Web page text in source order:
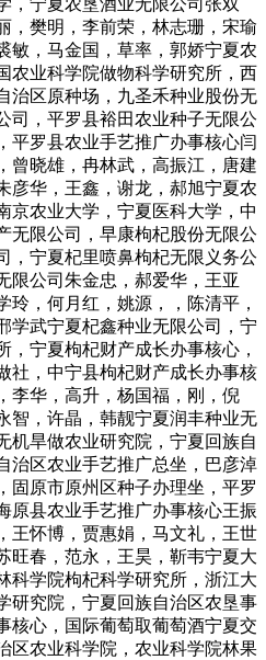
，宁夏农垦酒业无限公司张双
，樊明，李前荣，林志珊，宋瑜
敏，马金国，草率，郭娇宁夏农
农业科学院做物科学研究所，西
治区原种场，九圣禾种业股份无
司，平罗县裕田农业种子无限公
平罗县农业手艺推广办事核心闫
曾晓雄，冉林武，高振江，唐建
彦华，王鑫，谢龙，郝旭宁夏农
京农业大学，宁夏医科大学，中
无限公司，早康枸杞股份无限公
，宁夏杞里喷鼻枸杞无限义务公
限公司朱金忠，郝爱华，王亚
玲，何月红，姚源，，陈清平，
学武宁夏杞鑫种业无限公司，宁
，宁夏枸杞财产成长办事核心，
社，中宁县枸杞财产成长办事核
李华，高升，杨国福，刚，倪
智，许晶，韩靓宁夏润丰种业无
机旱做农业研究院，宁夏回族自
治区农业手艺推广总坐，巴彦淖
固原市原州区种子办理坐，平罗
原县农业手艺推广办事核心王振
王怀博，贾惠娟，马文礼，王世
旺春，范永，王昊，靳韦宁夏大
科学院枸杞科学研究所，浙江大
研究院，宁夏回族自治区农垦事
核心，国际葡萄取葡萄酒宁夏交
区农业科学院，农业科学院林果